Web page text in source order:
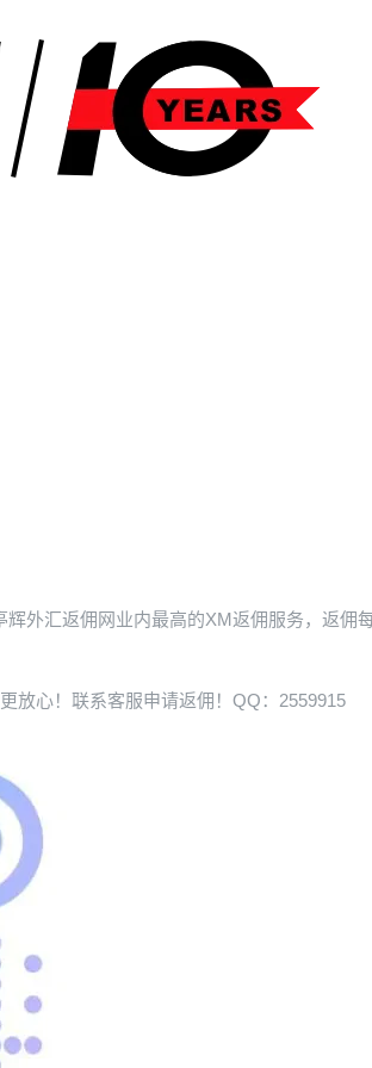
辉外汇返佣网业内最高的XM返佣服务，返佣每
放心！联系客服申请返佣！QQ：2559915